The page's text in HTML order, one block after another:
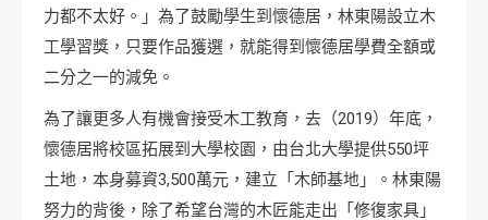
力都不太好。」為了鼓勵學生到懷德居，林東陽設立木
工學習獎，只要作品獲選，就能得到懷德居學費全額或
二分之一的減免。
為了讓更多人有機會接受木工教育，去（2019）年底，
懷德居將校區拓展到大學校園，由台北大學提供550坪
土地，本身募資3,500萬元，建立「木師基地」。林東陽
努力的背後，除了希望台灣的木匠能走出「修復家具」